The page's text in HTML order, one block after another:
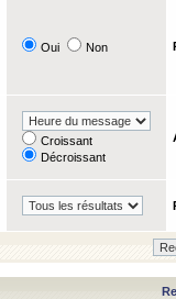
Oui Non
Croissant
Décroissant